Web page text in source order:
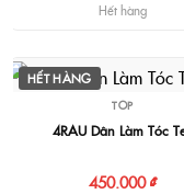
Hết hàng
HẾT HÀNG
TOP
4RAU Dân Làm Tóc
450.000 ₫